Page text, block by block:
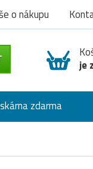
o nákupu
je
zdarma